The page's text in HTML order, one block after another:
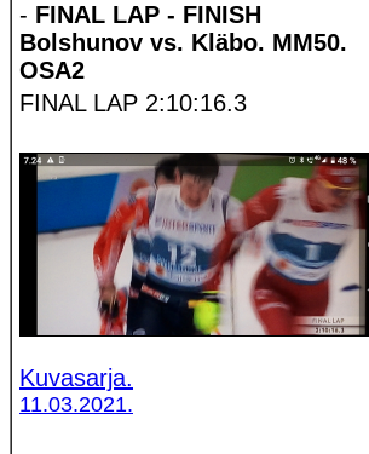
- FINAL LAP - FINISH
Bolshunov vs. Kläbo. MM50.
OSA2
FINAL LAP 2:10:16.3
Kuvasarja.
11.03.2021.